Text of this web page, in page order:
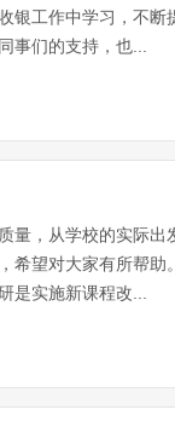
银工作中学习，不
事们的支持，也...
量，从学校的实际
希望对大家有所
是实施新课程改...